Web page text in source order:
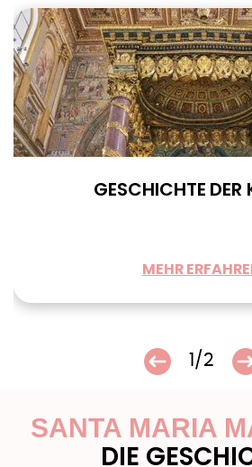
GESCHICHTE DER
MEHR
1/2
SANTA MARIA
DIE